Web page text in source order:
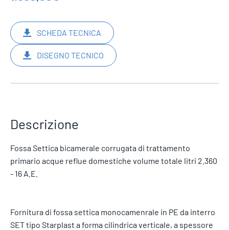
SCHEDA TECNICA
DISEGNO TECNICO
Descrizione
Fossa Settica bicamerale corrugata di trattamento
primario acque reflue domestiche volume totale litri 2.360
- 16 A.E.
Fornitura di fossa settica monocamenrale in PE da interro
SET tipo Starplast a forma cilindrica verticale, a spessore